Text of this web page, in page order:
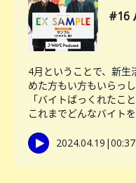
#16
4月ということで、新
めた方もい方もいらっ
「バイトばっくれたこ
これまでどんなバイト
2024.04.19 |